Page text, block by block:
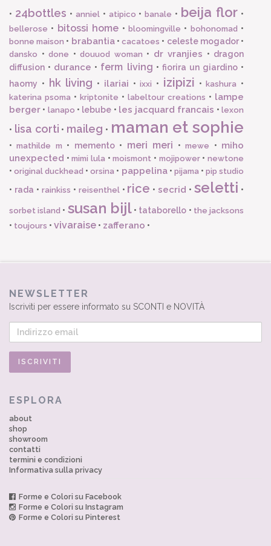
• 24bottles • anniel• atipico •banale • beija flor •
bellerose • bitossi home • bloomingville • bohonomad •
bonne maison • brabantia•cacatoes • celeste mogador•
dansko • done • douuod woman • dr vranjies • dragon
diffusion • durance • ferm living • fiorira un giardino•
haomy • hk living • ilariai •ixxi • izipizi •kashura •
katerina psoma • kriptonite • labeltour creations • lampe
berger • lanapo • lebube • les jacquard francais •lexon
• lisa corti • maileg • maman et sophie
•mathilde m • memento• meri meri •mewe • miho
unexpected •mimi lula •moismont • mojipower•newtone
•original duckhead •orsina • pappelina• pijama • pip studio
• rada • rainkiss • reisenthel• rice •secrid •seletti •
sorbet island • susan bijl• tataborello • the jacksons
• toujours • vivaraise • zafferano •
NEWSLETTER
Iscriviti per essere informato su SCONTI e NOVITÀ
ESPLORA
about
shop
showroom
contatti
termini e condizioni
Informativa sulla privacy
Forme e Colori su Facebook
Forme e Colori su Instagram
Forme e Colori su Pinterest